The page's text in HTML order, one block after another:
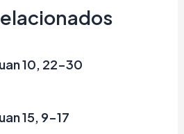
10, 22-30
15, 9-17